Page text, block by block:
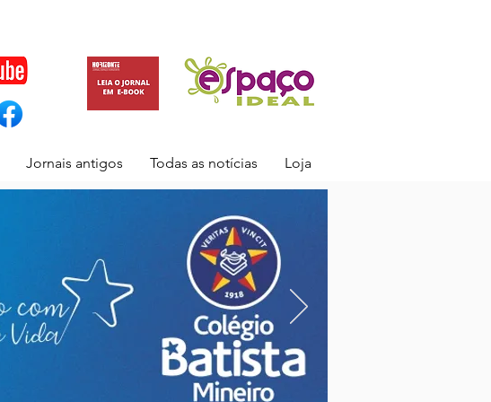
Jornais antigos Todas as notícias Loja